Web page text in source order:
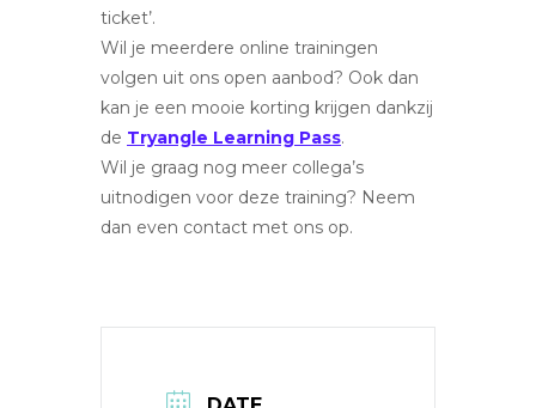
ticket’.
Wil je meerdere online trainingen
volgen uit ons open aanbod? Ook dan
kan je een mooie korting krijgen dankzij
de Tryangle Learning Pass.
Wil je graag nog meer collega’s
uitnodigen voor deze training? Neem
dan even contact met ons op.